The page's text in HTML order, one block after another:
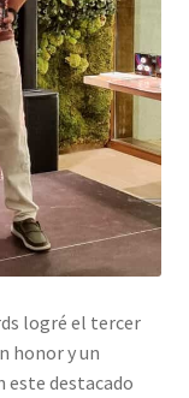
logré el tercer
honor y un
este destacado